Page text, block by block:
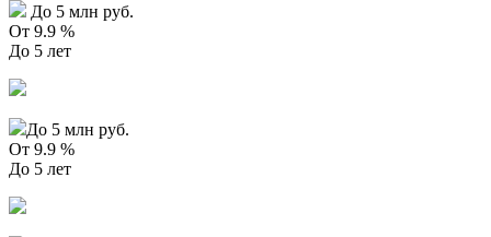
До 5 млн руб.
От 9.9 %
До 5 лет
До 5 млн руб.
От 9.9 %
До 5 лет